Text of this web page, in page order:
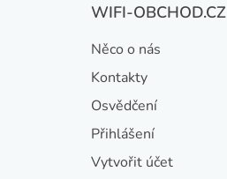
WIFI-OBCHOD.CZ
Něco o nás
Kontakty
Osvědčení
Přihlášení
Vytvořit účet